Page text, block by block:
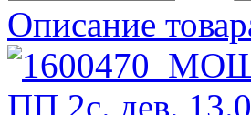
Описание